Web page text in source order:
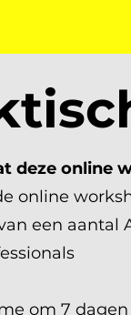
deze online
online
een aantal
om 7